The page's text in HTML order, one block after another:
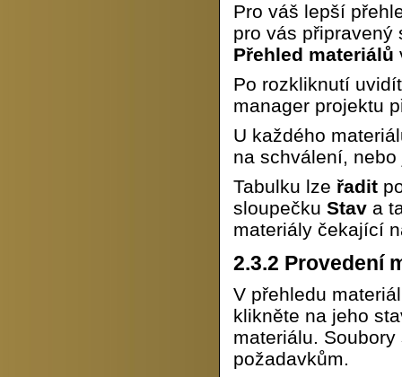
Pro váš lepší
pro vás připravený
Přehled materiálů
Po rozkliknutí
manager projektu
U každého
na schválení,
Tabulku lze řadit
sloupečku Stav a
materiály čekající
2.3.2 Provedení
V přehledu
klikněte na jeho
materiálu.
požadavkům.